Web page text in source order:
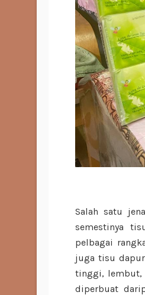
Salah satu
semestinya
pelbagai
juga tisu
tinggi, lembut,
diperbuat